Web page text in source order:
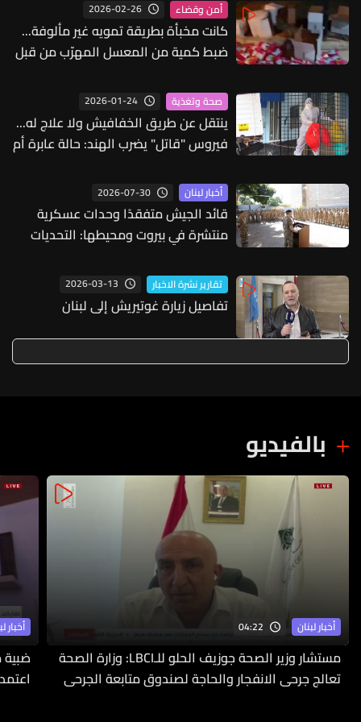
أمن وقضاء 2026-02-26
كانت مخبأة بطريقة تمويه غير مألوفة...
ضبط كمية من المعسل المهرّب من قبل
صحة وتغذية 2026-01-24
ينتقل عن طريق الخفافيش ولا علاج له...
فيروس "قاتل" يضرب الهند: حالة عابرة أم
أخبار لبنان 2026-07-30
قائد الجيش متفقدًا وحدات عسكرية
منتشرة في بيروت ومحيطها: التحديات
في التضحية والعطاء
تقارير نشرة الاخبار 2026-03-13
تفاصيل زيارة غوتيريش إلى لبنان
بالفيديو
أخبار لبنان 04:22
مستشار وزير الصحة جوزيف الحلو للـLBCI: وزارة الصحة
تعالج جرحى الانفجار والحاجة لصندوق متابعة الجرحى
أخبار
ضبية